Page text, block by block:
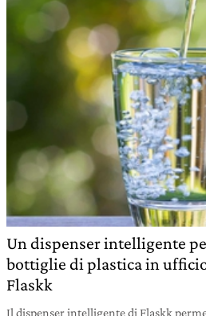
Un dispenser intelligente
bottiglie di plastica in
Flaskk
Il dispenser intelligente di Flaskk